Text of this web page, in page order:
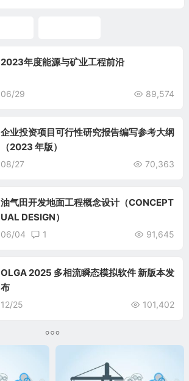
2023年度能源与矿业工程前沿
06/29 89,574
企业投资项目可行性研究报告编写参考大纲
（2023 年版）
08/27 70,363
油气田开发地面工程概念设计（CONCEPT
UAL DESIGN）
06/04 1 91,645
OLGA 2025 多相流瞬态模拟软件 新版本发
布
12/25 101,402